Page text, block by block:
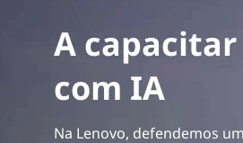
A
com IA
Na Lenovo, defendemos